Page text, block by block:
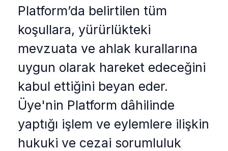
Platform’da belirtilen tüm
koşullara, yürürlükteki
mevzuata ve ahlak kurallarına
uygun olarak hareket edeceğini
kabul ettiğini beyan eder.
Üye'nin Platform dâhilinde
yaptığı işlem ve eylemlere ilişkin
hukuki ve cezai sorumluluk